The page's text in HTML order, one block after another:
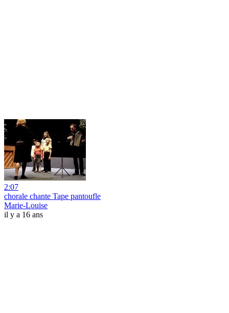
2:07
chorale chante Tape pantoufle
Marie-Louise
il y a 16 ans